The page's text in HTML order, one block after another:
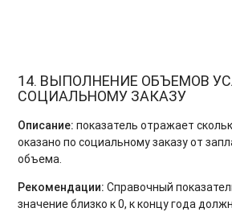
14. ВЫПОЛНЕНИЕ ОБЪЕМОВ
СОЦИАЛЬНОМУ ЗАКАЗУ
Описание: показатель отражает
оказано по социальному заказу от
объема.
Рекомендации: Справочный
значение близко к 0, к концу года